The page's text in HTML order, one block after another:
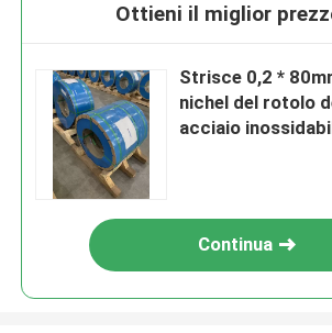
Ottieni il miglior
Strisce 0,2 *
nichel del rotolo
acciaio
Continua